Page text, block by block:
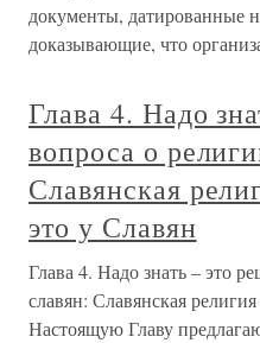
документы, датированные
доказывающие, что
Глава 4. Надо
вопроса о
Славянская
это у Славян
Глава 4. Надо знать – это
славян: Славянская
Настоящую Главу